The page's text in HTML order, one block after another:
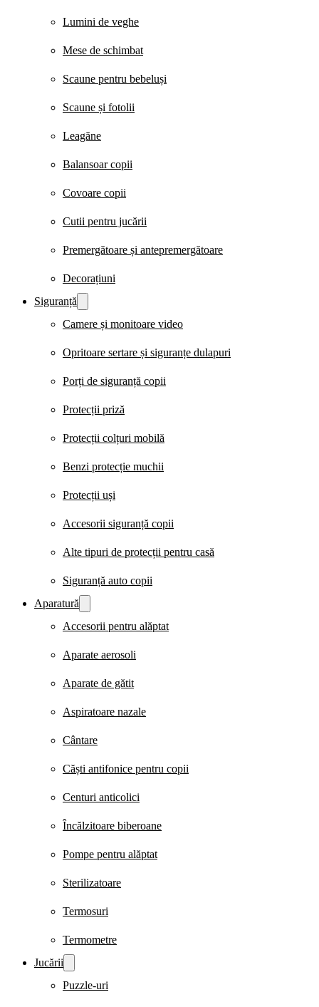
Lumini de veghe
Mese de schimbat
Scaune pentru bebeluși
Scaune și fotolii
Leagăne
Balansoar copii
Covoare copii
Cutii pentru jucării
Premergătoare și antepremergătoare
Decorațiuni
Siguranță
Camere și monitoare video
Opritoare sertare și siguranțe dulapuri
Porți de siguranță copii
Protecții priză
Protecții colțuri mobilă
Benzi protecție muchii
Protecții uși
Accesorii siguranță copii
Alte tipuri de protecții pentru casă
Siguranță auto copii
Aparatură
Accesorii pentru alăptat
Aparate aerosoli
Aparate de gătit
Aspiratoare nazale
Cântare
Căști antifonice pentru copii
Centuri anticolici
Încălzitoare biberoane
Pompe pentru alăptat
Sterilizatoare
Termosuri
Termometre
Jucării
Puzzle-uri